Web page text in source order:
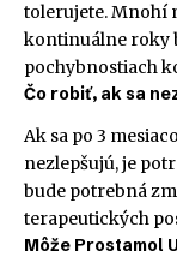
tolerujete. Mnohí
kontinuálne roky
pochybnostiach
Čo robiť, ak sa
Ak sa po 3
nezlepšujú, je
bude potrebná
terapeutických
Môže Prostamol